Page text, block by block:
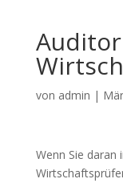
von admin |
Wenn Sie daran